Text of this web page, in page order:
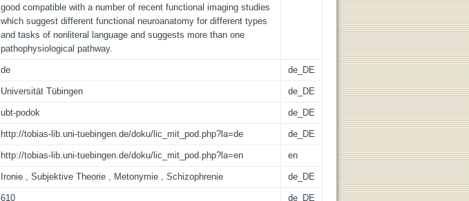
good compatible with a number of recent functional imaging studies
which suggest different functional neuroanatomy for different types
and tasks of nonliteral language and suggests more than one
pathophysiological pathway.
de de_DE
Universität Tübingen de_DE
ubt-podok de_DE
http://tobias-lib.uni-tuebingen.de/doku/lic_mit_pod.php?la=de de_DE
http://tobias-lib.uni-tuebingen.de/doku/lic_mit_pod.php?la=en en
Ironie , Subjektive Theorie , Metonymie , Schizophrenie de_DE
610 de_DE